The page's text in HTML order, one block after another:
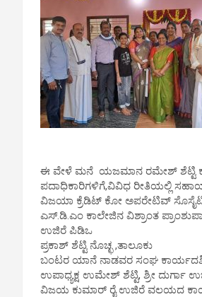
ಈ ವೇಳೆ ಮನೆ ಯಜಮಾನ ರಮೇಶ್ ಶೆಟ್ಟಿ
ಪದಾಧಿಕಾರಿಗಳಿಗೆ,ವಿವಿಧ ರೀತಿಯಲ್ಲಿ
ವಿಜಯಾ ಕ್ರೆಡಿಟ್ ಕೋ ಅಪರೇಟಿವ್ ಸೊಸೈಟಿ
ಎಸ್.ಡಿ.ಎಂ ಕಾಲೇಜಿನ ವಿಶ್ರಾಂತ
ಉಜಿರೆ ಪಿಡಿಒ
ಪ್ರಕಾಶ್ ಶೆಟ್ಟಿ ನೊಚ್ಛ ,ತಾಲೂಕು
ಬಂಟರ ಯಾನೆ ನಾಡವರ ಸಂಘ
ಉಪಾಧ್ಯಕ್ಷ ಉಮೇಶ್ ಶೆಟ್ಟಿ, ಶ್ರೀ ದುರ್ಗಾ
ವಿಜಯ ಕುಮಾರ್ ರೈ ಉಜಿರೆ ವಲಯದ